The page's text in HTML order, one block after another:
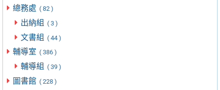
總務處 ( 82 )
出納組 ( 3 )
文書組 ( 44 )
輔導室 ( 386 )
輔導組 ( 39 )
圖書館 ( 228 )